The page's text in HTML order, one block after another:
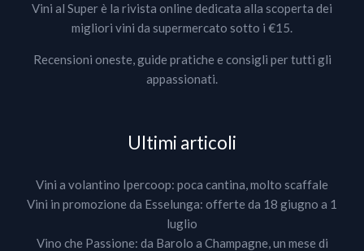
Vini al Super è la rivista online dedicata alla scoperta dei
migliori vini da supermercato sotto i €15.
Recensioni oneste, guide pratiche e consigli per tutti gli
appassionati.
Ultimi articoli
Vini a volantino Ipercoop: poca cantina, molto scaffale
Vini in promozione da Esselunga: offerte da 18 giugno a 1
luglio
Vino che Passione: da Barolo a Champagne, un mese di